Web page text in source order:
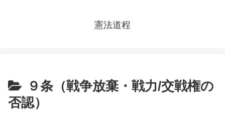
憲法道程
９条（戦争放棄・戦力/交戦権の
否認）